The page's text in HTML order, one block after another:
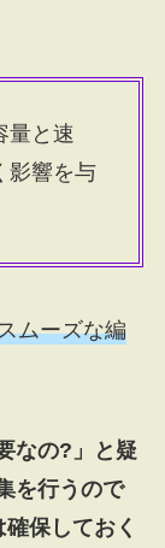
量と速
影響を与
ムーズな編
なの?」と疑
を行うので
保しておく